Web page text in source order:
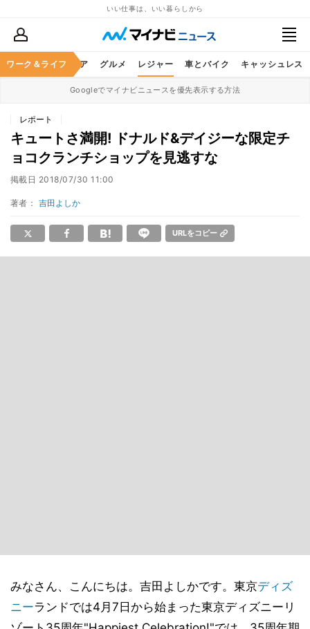
いい仕事は、いい暮らしから
ワーク＆ライフ
暮らし ヘルスケア グルメ レジャー 車とバイク キャッシュレス
Googleでマイナビニュースを優先表示する方法
レポート
キュートさ満開! ドナルド&デイジーな限定チ
ョコクランチショップを見逃すな
掲載日 2018/07/30 11:00
著者： 吉田よしか
URLをコピー
みなさん、こんにちは。吉田よしかです。東京ディズ
ニーランドでは4月7日から始まった東京ディズニーリ